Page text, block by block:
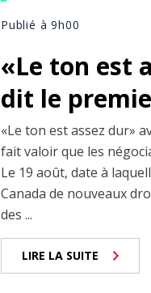
Publié à 9h00
«Le ton est
dit le
«Le ton est assez dur»
fait valoir que les
Le 19 août, date à
Canada de nouveaux
des ...
LIRE LA SUITE